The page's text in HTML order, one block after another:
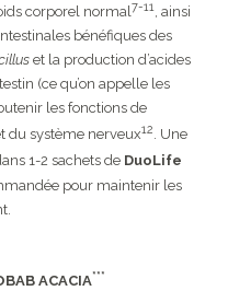
corporel normal 7-11 , ainsi
bénéfiques des
et la production d’acides
(ce qu’on appelle les
les fonctions de
du système nerveux12. Une
1-2 sachets de DuoLife
pour maintenir les
ACACIA***